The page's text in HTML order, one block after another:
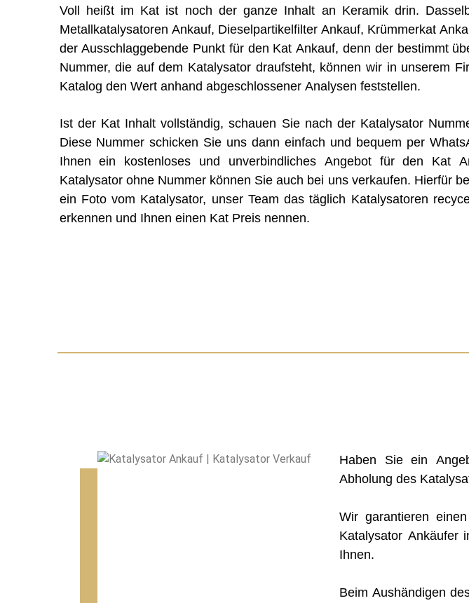
Voll heißt im Kat ist noch der ganze Inhalt an Keramik drin.
Metallkatalysatoren Ankauf, Dieselpartikelfilter Ankauf, Krümmerkat
der Ausschlaggebende Punkt für den Kat Ankauf, denn der bestimmt
Nummer, die auf dem Katalysator draufsteht, können wir in unserem
Katalog den Wert anhand abgeschlossener Analysen feststellen.
Ist der Kat Inhalt vollständig, schauen Sie nach der Katalysator
Diese Nummer schicken Sie uns dann einfach und bequem per
Ihnen ein kostenloses und unverbindliches Angebot für den Kat
Katalysator ohne Nummer können Sie auch bei uns verkaufen. Hierfür
ein Foto vom Katalysator, unser Team das täglich Katalysatoren
erkennen und Ihnen einen Kat Preis nennen.
Haben Sie ein
Abholung des
Wir garantieren
Katalysator Ankäufer
Ihnen.
Beim Aushändigen